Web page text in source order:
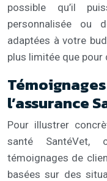
possible qu’il
personnalisée ou
adaptées à votre
plus limitée que pour
l’assurance
Pour illustrer
santé SantéVet,
témoignages de
basées sur des